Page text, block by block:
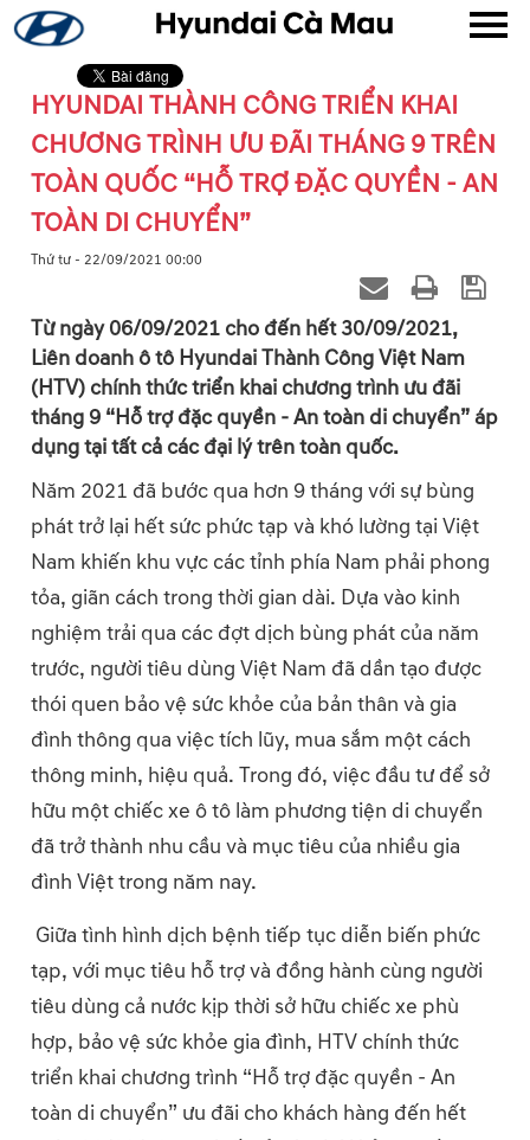
HYUNDAI THÀNH CÔNG TRIỂN KHAI
CHƯƠNG TRÌNH ƯU ĐÃI THÁNG 9 TRÊN
TOÀN QUỐC “HỖ TRỢ ĐẶC QUYỀN - AN
TOÀN DI CHUYỂN”
Thứ tư - 22/09/2021 00:00
Từ ngày 06/09/2021 cho đến hết 30/09/2021,
Liên doanh ô tô Hyundai Thành Công Việt Nam
(HTV) chính thức triển khai chương trình ưu đãi
tháng 9 “Hỗ trợ đặc quyền - An toàn di chuyển” áp
dụng tại tất cả các đại lý trên toàn quốc.
Năm 2021 đã bước qua hơn 9 tháng với sự bùng
phát trở lại hết sức phức tạp và khó lường tại Việt
Nam khiến khu vực các tỉnh phía Nam phải phong
tỏa, giãn cách trong thời gian dài. Dựa vào kinh
nghiệm trải qua các đợt dịch bùng phát của năm
trước, người tiêu dùng Việt Nam đã dần tạo được
thói quen bảo vệ sức khỏe của bản thân và gia
đình thông qua việc tích lũy, mua sắm một cách
thông minh, hiệu quả. Trong đó, việc đầu tư để sở
hữu một chiếc xe ô tô làm phương tiện di chuyển
đã trở thành nhu cầu và mục tiêu của nhiều gia
đình Việt trong năm nay.
Giữa tình hình dịch bệnh tiếp tục diễn biến phức
tạp, với mục tiêu hỗ trợ và đồng hành cùng người
tiêu dùng cả nước kịp thời sở hữu chiếc xe phù
hợp, bảo vệ sức khỏe gia đình, HTV chính thức
triển khai chương trình “Hỗ trợ đặc quyền - An
toàn di chuyển” ưu đãi cho khách hàng đến hết